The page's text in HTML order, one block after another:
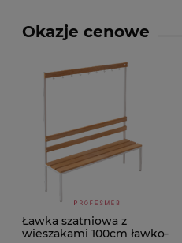
Okazje cenowe
Ławka szatniowa z
wieszakami 100cm ławko-